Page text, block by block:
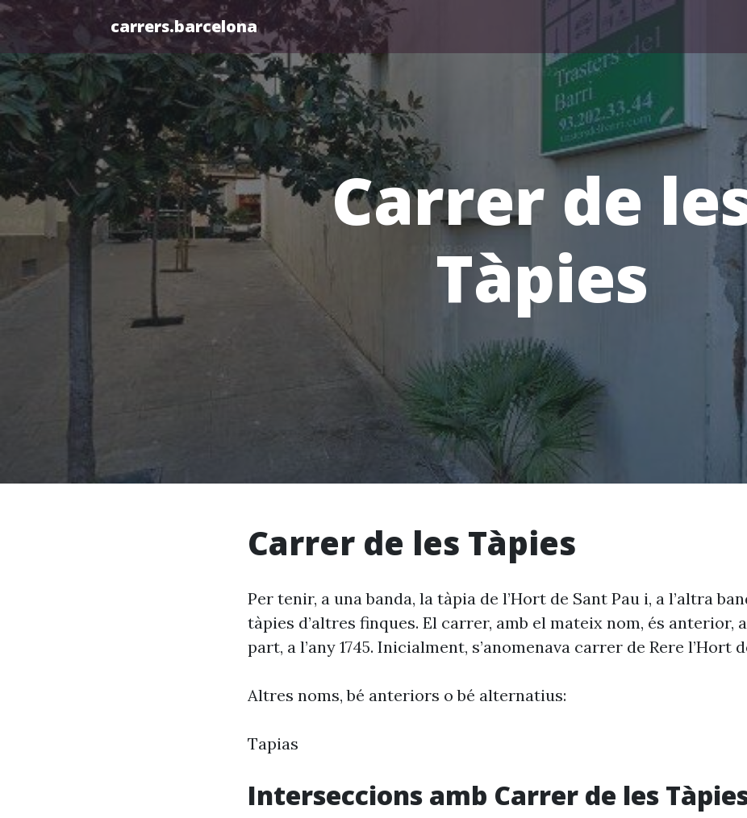
carrers.barcelona
Carrer de
Tàpies
Carrer de les Tàpies
Per tenir, a una banda, la tàpia de l’Hort de Sant Pau i, a l’altra
tàpies d’altres finques. El carrer, amb el mateix nom, és anterior,
part, a l’any 1745. Inicialment, s’anomenava carrer de Rere l’Hort
Altres noms, bé anteriors o bé alternatius:
Tapias
Interseccions amb Carrer de les